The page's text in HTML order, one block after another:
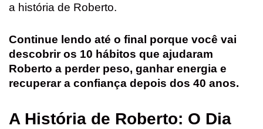
a história de Roberto.
Continue lendo até o final porque você vai
descobrir os 10 hábitos que ajudaram
Roberto a perder peso, ganhar energia e
recuperar a confiança depois dos 40 anos.
A História de Roberto: O Dia